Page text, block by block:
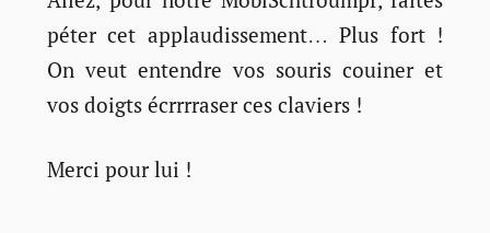
péter cet applaudissement… Plus fort !
On veut entendre vos souris couiner et
vos doigts écrrrraser ces claviers !
Merci pour lui !